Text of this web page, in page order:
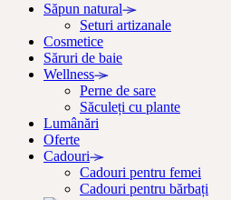
Săpun natural
Seturi artizanale
Cosmetice
Săruri de baie
Wellness
Perne de sare
Săculeți cu plante
Lumânări
Oferte
Cadouri
Cadouri pentru femei
Cadouri pentru bărbați